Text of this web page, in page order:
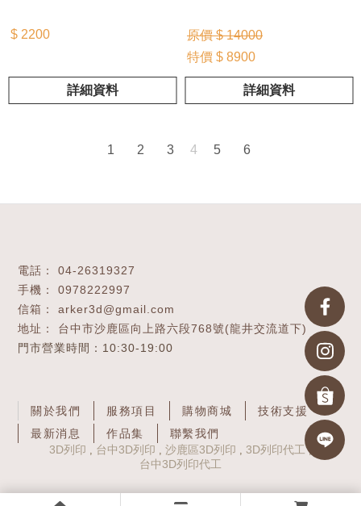
$ 2200
詳細資料
原價 $ 14000
特價 $ 8900
詳細資料
1 2 3 4 5 6
04-26319327
0978222997
arker3d@gmail.com
台中市沙鹿區向上路六段768號(龍井交流道下)
關於我們 服務項目 購物商城
技術支援
最新消息
作品集
聯繫我們
3D列印
台中3D列印 沙鹿區3D列印
3D列印代工
台中3D列印代工